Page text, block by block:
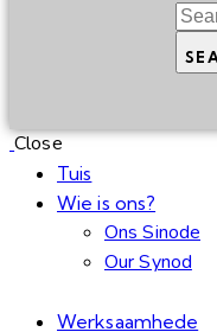
Close
Tuis
Wie is ons?
Ons Sinode
Our Synod
Werksaamhede